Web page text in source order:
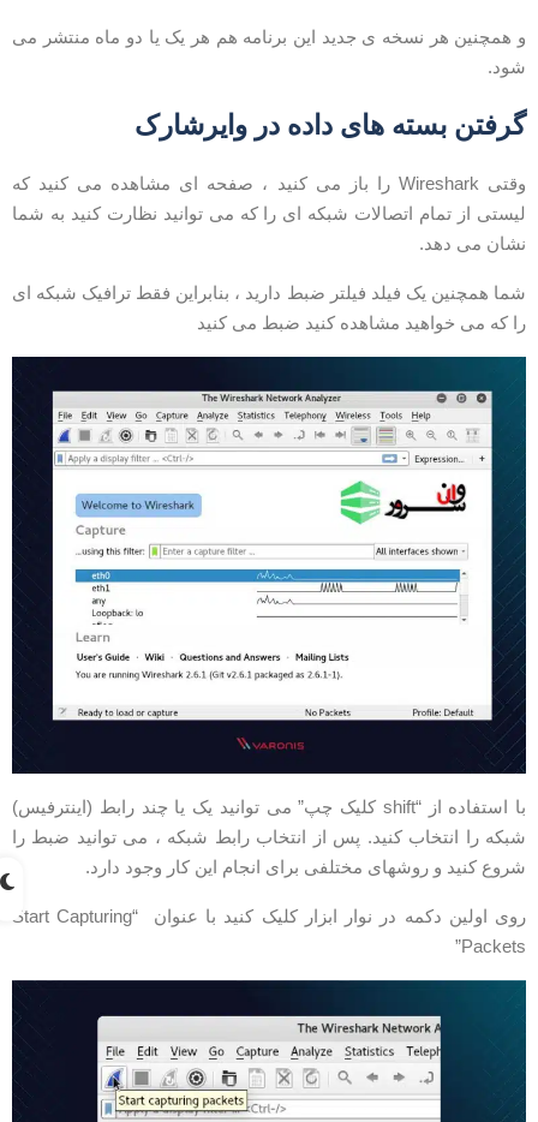
همچنین هر نسخه ی جدید این برنامه هم هر یک یا دو ماه منتشر می
بسته های داده در وایرشارک
وقتی Wireshark را باز می کنید ، صفحه ای مشاهده می کنید که
از تمام اتصالات شبکه ای را که می توانید نظارت کنید به شما
می دهد.
همچنین یک فیلد فیلتر ضبط دارید ، بنابراین فقط ترافیک شبکه ای
که می خواهید مشاهده کنید ضبط می کنید
با استفاده از “shift کلیک چپ” می توانید یک یا چند رابط (اینترفیس)
را انتخاب کنید. پس از انتخاب رابط شبکه ، می توانید ضبط را
کنید و روشهای مختلفی برای انجام این کار وجود دارد.
روی اولین دکمه در نوار ابزار کلیک کنید با عنوان “Start Capturing